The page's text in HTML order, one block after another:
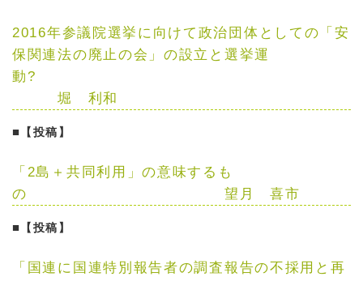
2016年参議院選挙に向けて政治団体としての「安
保関連法の廃止の会」の設立と選挙運
動?
堀 利和
■ 【投稿】
「2島＋共同利用」の意味するも
の
望月 喜市
■ 【投稿】
「国連に国連特別報告者の調査報告の不採用と再